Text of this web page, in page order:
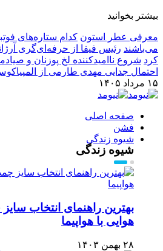
بیشتر بخوانید
معرفی عطر استون کدام ستاره‌های
می‌باشند رئیس فیفا از حرفه‌ای‌گری
کرد شروع ناامیدکننده لخ پوزنان و
احتمال جدایی مهدی طارمی از
۱۵ مرداد ۱۴۰۵
صفحه اصلی
فشن
شیوه زندگی
شیوه زندگی
بهترین راهنمای انتخاب
هوایی با هواپیما
۲۸ بهمن ۱۴۰۳